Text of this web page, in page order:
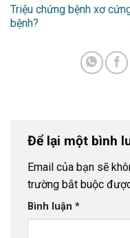
Triệu chứng bệnh xơ
bệnh?
Để lại một bình
Email của bạn sẽ
trường bắt buộc
Bình luận *